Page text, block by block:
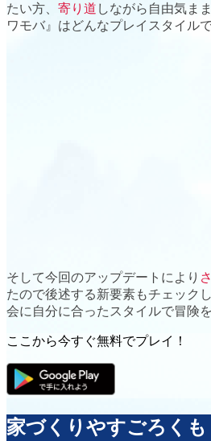
たい方、 寄り道 しながら 自由気ま
ワモバ』はどんなプレイスタイル
そして今回のアップデートにより
たので後述する新要素もチェック
会に自分に合ったスタイルで冒険
ここから今すぐ無料でプレイ！
家づくりやすごろく